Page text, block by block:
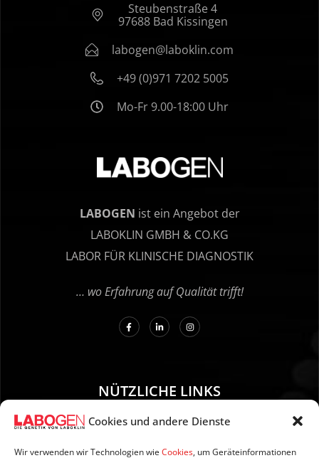
Cookies und andere Dienste
Wir verwenden wir Technologien wie Cookies, um Geräteinformationen
Steubenstraße 4
97688 Bad Kissingen
labogen@laboklin.com
+49 (0)971 7202 5005
Mo-Fr 9.00-18:00 Uhr
LABOGEN ist ein Angebot der
LABOKLIN GMBH & CO.KG
LABOR FÜR KLINISCHE DIAGNOSTIK
… wo Erfahrung auf Qualität trifft!
NÜTZLICHE LINKS
01. Anleitung zur Probenentnahme
02. Versand und Zahlung